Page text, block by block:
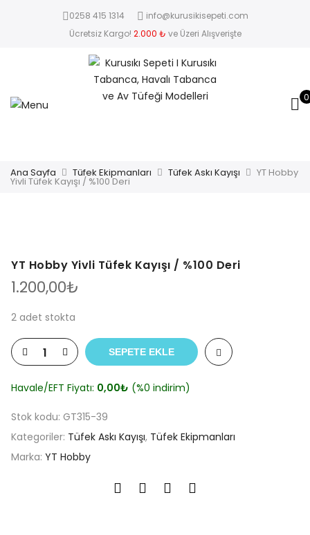
0258 415 1314
info@kurusikisepeti.com
Ücretsiz Kargo! 2.000 ₺ ve Üzeri Alışverişte
0
Ana Sayfa Tüfek Ekipmanları Tüfek Askı Kayışı YT Hobby
Yivli Tüfek Kayışı / %100 Deri
YT Hobby Yivli Tüfek Kayışı / %100 Deri
1.200,00₺
2 adet stokta
SEPETE EKLE
Havale/EFT Fiyatı: 0,00₺ (%0 indirim)
Stok kodu: GT315-39
Kategoriler: Tüfek Askı Kayışı, Tüfek Ekipmanları
Marka: YT Hobby